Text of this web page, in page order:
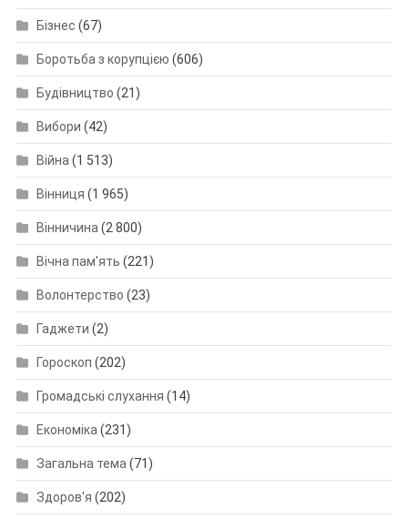
Бізнес (67)
Боротьба з корупцією (606)
Будівництво (21)
Вибори (42)
Війна (1 513)
Вінниця (1 965)
Вінничина (2 800)
Вічна пам'ять (221)
Волонтерство (23)
Гаджети (2)
Гороскоп (202)
Громадські слухання (14)
Економіка (231)
Загальна тема (71)
Здоров'я (202)